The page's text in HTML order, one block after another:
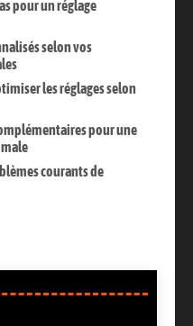
pour un réglage
selon vos
les réglages selon
pour une
courants de